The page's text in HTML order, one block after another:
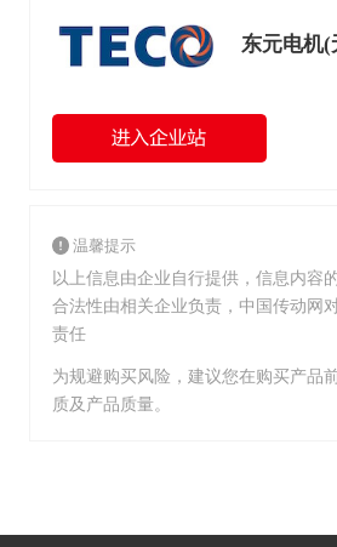
东元电机(
温馨提示
以上信息由企业自行提供，信息内容
合法性由相关企业负责，中国传动网
责任
为规避购买风险，建议您在购买产品
质及产品质量。